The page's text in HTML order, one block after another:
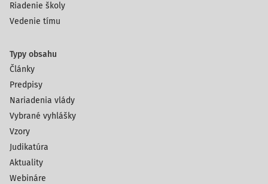
Riadenie školy
Vedenie tímu
Typy obsahu
Články
Predpisy
Nariadenia vlády
Vybrané vyhlášky
Vzory
Judikatúra
Aktuality
Webináre